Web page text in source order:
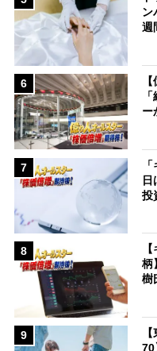
ン
週
6
ー
7
日
投
8
柄
樹
9
70